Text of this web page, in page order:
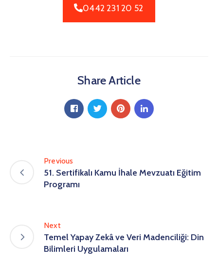
0442 231 20 52
Share Article
Previous
51. Sertifikalı Kamu İhale Mevzuatı Eğitim
Programı
Next
Temel Yapay Zekâ ve Veri Madenciliği: Din
Bilimleri Uygulamaları